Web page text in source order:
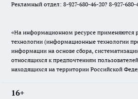
Рекламный отдел: 8-927-680-46-20? 8-927-
«На информационном ресурсе применяются
технологии (информационные технологии
информации на основе сбора,
относящихся к предпочтениям
находящихся на территории Российской
16+